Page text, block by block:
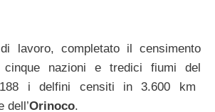
lavoro, completato il censimento
nazioni e tredici fiumi del
i delfini censiti in 3.600 km
dell’Orinoco.